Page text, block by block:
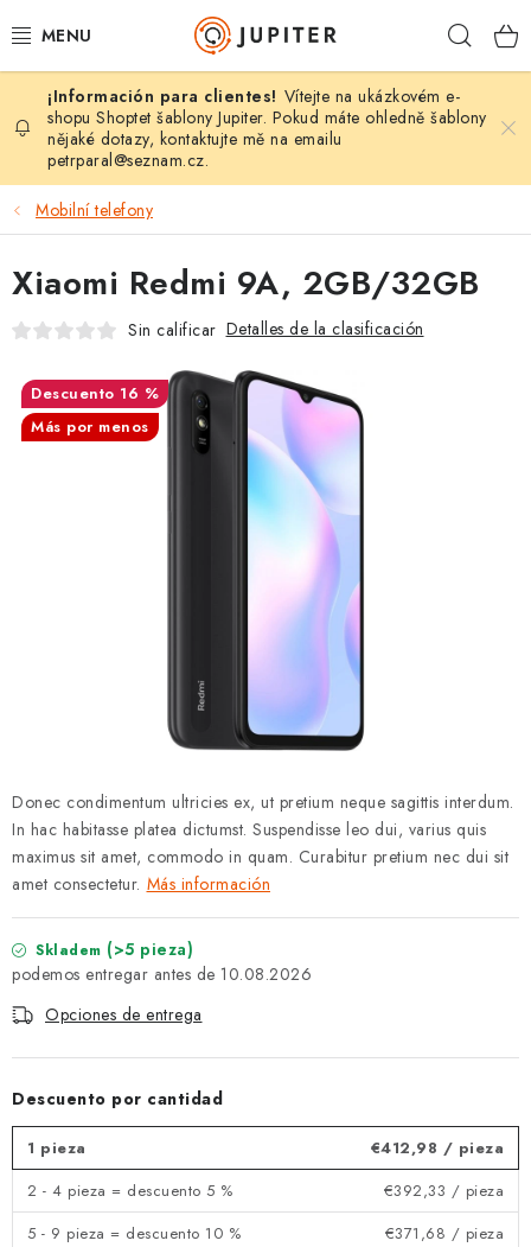
en
MOBILY, TABLETY
POČÍTAČE, NOTEBOOKY
TV, AUDIO, FOTO
GAMING
TISKÁRNY
Kontakty
Vítejte na ukázkovém e-
shopu Shoptet šablony Jupiter. Pokud máte ohledně šablony
nějaké dotazy, kontaktujte mě na emailu
petrparal@seznam.cz.
Mobilní telefony
Donec condimentum ultricies ex, ut pretium neque sagittis interdum.
In hac habitasse platea dictumst. Suspendisse leo dui, varius quis
maximus sit amet, commodo in quam. Curabitur pretium nec dui sit
amet consectetur. Más información
Skladem (>5 pieza)
10.08.2026
Opciones de entrega
Descuento por cantidad
1 pieza €412,98 / pieza
2 - 4 pieza = descuento 5 %
€392,33 / pieza
5 - 9 pieza = descuento 10 %
€371,68 / pieza
Xiaomi Redmi 9A, 2GB/32GB
Sin calificar Detalles de la clasificación
16 %
Más por menos